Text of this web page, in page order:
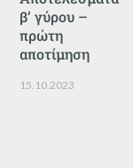
β’ γύρου –
πρώτη
αποτίμηση
15.10.2023